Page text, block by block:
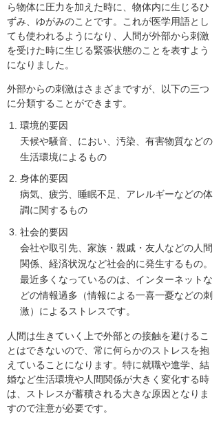
ら物体に圧力を加えた時に、物体内に生じるひ
ずみ、ゆがみのことです。これが医学用語とし
ても使われるようになり、人間が外部から刺激
を受けた時に生じる緊張状態のことを表すよう
になりました。
外部からの刺激はさまざまですが、以下の三つ
に分類することができます。
環境的要因
天候や騒音、におい、汚染、有害物質などの
生活環境によるもの
身体的要因
病気、疲労、睡眠不足、アレルギーなどの体
調に関するもの
社会的要因
会社や取引先、家族・親戚・友人などの人間
関係、経済状況など社会的に発生するもの。
最近多くなっているのは、インターネットな
どの情報過多（情報による一喜一憂などの刺
激）によるストレスです。
人間は生きていく上で外部との接触を避けるこ
とはできないので、常に何らかのストレスを抱
えていることになります。特に就職や進学、結
婚など生活環境や人間関係が大きく変化する時
は、ストレスが蓄積される大きな原因となりま
すので注意が必要です。